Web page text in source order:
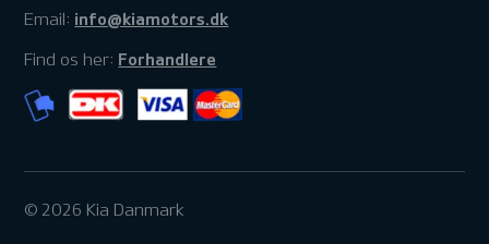
Email: info@kiamotors.dk
Find os her: Forhandlere
© 2026 Kia Danmark